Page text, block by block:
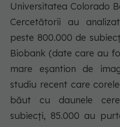
Universitatea Colorado
Cercetătorii au
peste 800.000 de
Biobank (date care au
mare eșantion de
studiu recent care
băut cu daunele
subiecți, 85.000 au